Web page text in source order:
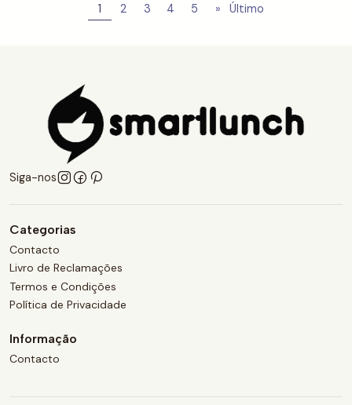
1 2 3 4 5 » Último
Siga-nos
Categorias
Contacto
Livro de Reclamações
Termos e Condições
Política de Privacidade
Informação
Contacto